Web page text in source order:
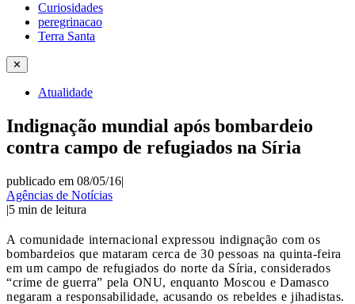
Curiosidades
peregrinacao
Terra Santa
✕
Atualidade
Indignação mundial após bombardeio
contra campo de refugiados na Síria
publicado em 08/05/16|
Agências de Notícias
|5 min de leitura
A comunidade internacional expressou indignação com os
bombardeios que mataram cerca de 30 pessoas na quinta-feira
em um campo de refugiados do norte da Síria, considerados
“crime de guerra” pela ONU, enquanto Moscou e Damasco
negaram a responsabilidade, acusando os rebeldes e jihadistas.